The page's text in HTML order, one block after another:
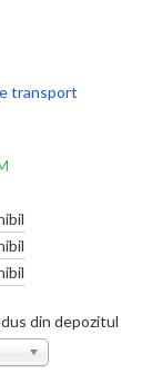
transport
din depozitul